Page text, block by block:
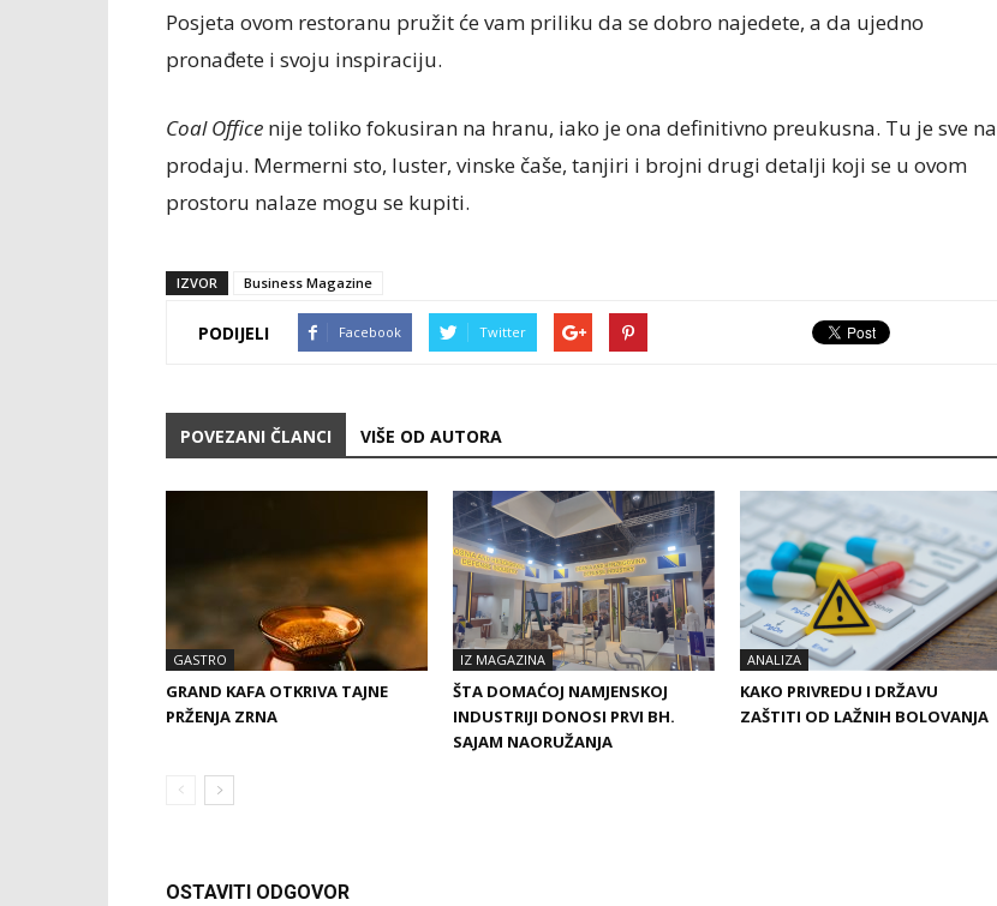
Posjeta ovom restoranu pružit će vam priliku da se dobro najedete, a da ujedno
pronađete i svoju inspiraciju.
Coal Office nije toliko fokusiran na hranu, iako je ona definitivno preukusna. Tu je sve na
prodaju. Mermerni sto, luster, vinske čaše, tanjiri i brojni drugi detalji koji se u ovom
prostoru nalaze mogu se kupiti.
IZVOR Business Magazine
PODIJELI Facebook Twitter
POVEZANI ČLANCI VIŠE OD AUTORA
GASTRO
GRAND KAFA OTKRIVA TAJNE
PRŽENJA ZRNA
IZ MAGAZINA
ŠTA DOMAĆOJ NAMJENSKOJ
INDUSTRIJI DONOSI PRVI BH.
SAJAM NAORUŽANJA
ANALIZA
KAKO PRIVREDU I DRŽAVU
ZAŠTITI OD LAŽNIH BOLOVANJA
OSTAVITI ODGOVOR